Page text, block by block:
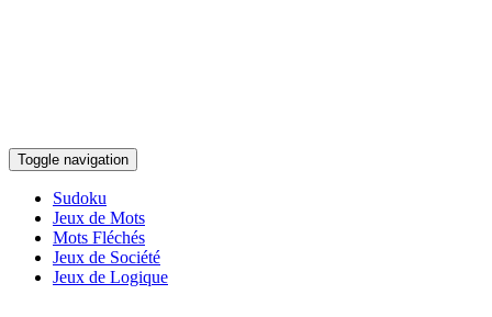
Toggle navigation
Sudoku
Jeux de Mots
Mots Fléchés
Jeux de Société
Jeux de Logique